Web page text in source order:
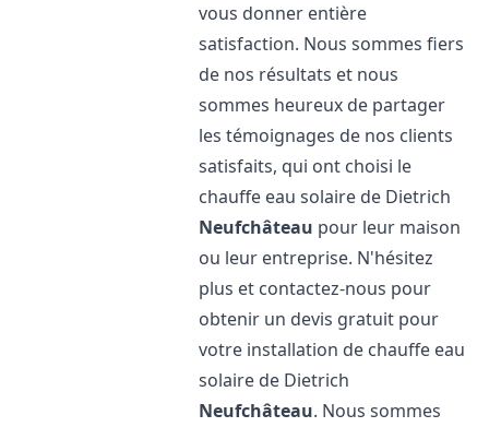
vous donner entière
satisfaction. Nous sommes fiers
de nos résultats et nous
sommes heureux de partager
les témoignages de nos clients
satisfaits, qui ont choisi le
chauffe eau solaire de Dietrich
Neufchâteau pour leur maison
ou leur entreprise. N'hésitez
plus et contactez-nous pour
obtenir un devis gratuit pour
votre installation de chauffe eau
solaire de Dietrich
Neufchâteau. Nous sommes